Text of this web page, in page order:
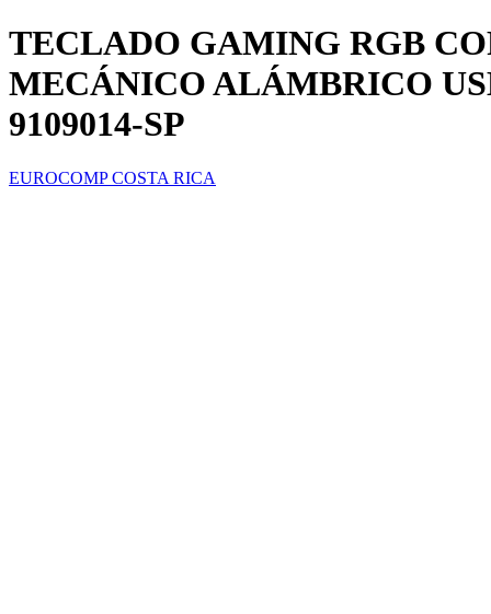
TECLADO GAMING RGB
MECÁNICO ALÁMBRICO
9109014-SP
EUROCOMP COSTA RICA